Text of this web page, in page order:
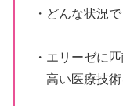
・どんな状況
・エリーゼに
高い医療技術